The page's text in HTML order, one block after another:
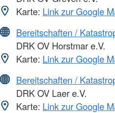
Karte: Link zur Google
Bereitschaften /
DRK OV Horstmar e.V.
Karte: Link zur Google
Bereitschaften /
DRK OV Laer e.V.
Karte: Link zur Google